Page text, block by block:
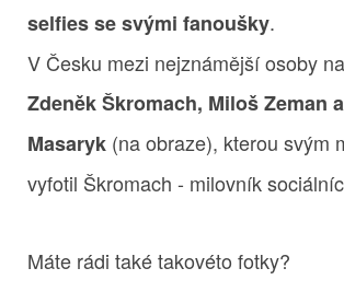
selfies se svými fanoušky.
V Česku mezi nejznámější osoby
Zdeněk Škromach, Miloš Zeman
Masaryk (na obraze), kterou svým
vyfotil Škromach - milovník
Máte rádi také takovéto fotky?